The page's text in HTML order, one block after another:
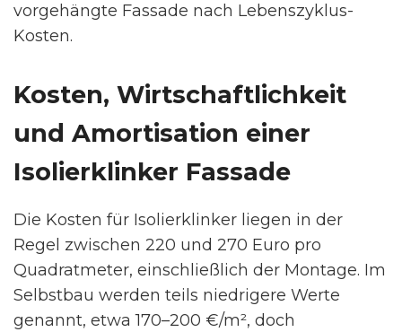
vorgehängte Fassade nach Lebenszyklus-
Kosten.
Kosten, Wirtschaftlichkeit
und Amortisation einer
Isolierklinker Fassade
Die Kosten für Isolierklinker liegen in der
Regel zwischen 220 und 270 Euro pro
Quadratmeter, einschließlich der Montage. Im
Selbstbau werden teils niedrigere Werte
genannt, etwa 170–200 €/m², doch